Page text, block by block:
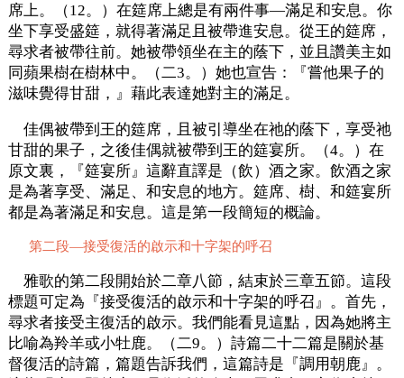
席上。（12。）在筵席上總是有兩件事—滿足和安息。你
坐下享受盛筵，就得著滿足且被帶進安息。從王的筵席，
尋求者被帶往前。她被帶領坐在主的蔭下，並且讚美主如
同蘋果樹在樹林中。（二3。）她也宣告：『嘗他果子的
滋味覺得甘甜，』藉此表達她對主的滿足。
佳偶被帶到王的筵席，且被引導坐在祂的蔭下，享受祂
甘甜的果子，之後佳偶就被帶到王的筵宴所。（4。）在
原文裏，『筵宴所』這辭直譯是（飲）酒之家。飲酒之家
是為著享受、滿足、和安息的地方。筵席、樹、和筵宴所
都是為著滿足和安息。這是第一段簡短的概論。
第二段—接受復活的啟示和十字架的呼召
雅歌的第二段開始於二章八節，結束於三章五節。這段
標題可定為『接受復活的啟示和十字架的呼召』。首先，
尋求者接受主復活的啟示。我們能看見這點，因為她將主
比喻為羚羊或小牡鹿。（二9。）詩篇二十二篇是關於基
督復活的詩篇，篇題告訴我們，這篇詩是『調用朝鹿』。